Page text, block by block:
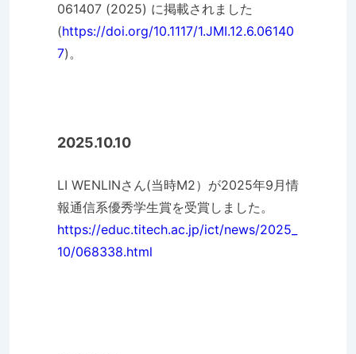
061407 (2025) に掲載されました
(https://doi.org/10.1117/1.JMI.12.6.06140
7)。
2025.10.10
LI WENLINさん(当時M2）が2025年9月情
報通信系優秀学生賞を受賞しました。
https://educ.titech.ac.jp/ict/news/2025_
10/068338.html